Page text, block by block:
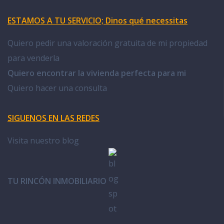
ESTAMOS A TU SERVICIO; Dinos qué necessitas
Quiero pedir una valoración gratuita de mi propiedad
para venderla
Quiero encontrar la vivienda perfecta para mi
Quiero hacer una consulta
SIGUENOS EN LAS REDES
Visita nuestro blog
TU RINCÓN INMOBILIARIO